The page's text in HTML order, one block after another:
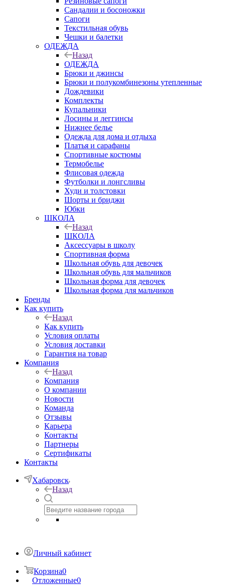
Сандалии и босоножки
Сапоги
Текстильная обувь
Чешки и балетки
ОДЕЖДА
Назад
ОДЕЖДА
Брюки и джинсы
Брюки и полукомбинезоны утепленные
Дождевики
Комплекты
Купальники
Лосины и леггинсы
Нижнее белье
Одежда для дома и отдыха
Платья и сарафаны
Спортивные костюмы
Термобелье
Флисовая одежда
Футболки и лонгсливы
Худи и толстовки
Шорты и бриджи
Юбки
ШКОЛА
Назад
ШКОЛА
Аксессуары в школу
Спортивная форма
Школьная обувь для девочек
Школьная обувь для мальчиков
Школьная форма для девочек
Школьная форма для мальчиков
Бренды
Как купить
Назад
Как купить
Условия оплаты
Условия доставки
Гарантия на товар
Компания
Назад
Компания
О компании
Новости
Команда
Отзывы
Карьера
Контакты
Партнеры
Сертификаты
Контакты
Хабаровск
Назад
Личный кабинет
Корзина0
Отложенные0